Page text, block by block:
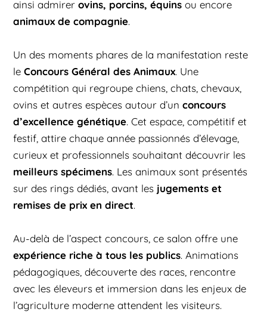
ainsi admirerovins, porcins, équinsou encore
animaux de compagnie.
Un des moments phares de la manifestation reste
leConcours Général des Animaux. Une
compétition qui regroupe chiens, chats, chevaux,
ovins et autres espèces autour d’unconcours
d’excellence génétique. Cet espace, compétitif et
festif, attire chaque année passionnés d’élevage,
curieux et professionnels souhaitant découvrir les
meilleurs spécimens. Les animaux sont présentés
sur des rings dédiés, avant les jugements et
remises de prix en direct.
Au-delà de l’aspect concours, ce salon offre une
expérience riche à tous les publics. Animations
pédagogiques, découverte des races, rencontre
avec les éleveurs et immersion dans les enjeux de
l’agriculture moderne attendent les visiteurs.